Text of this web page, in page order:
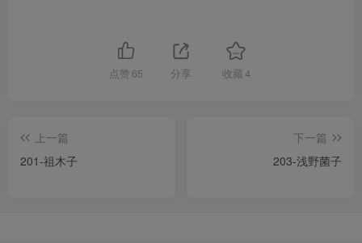
点赞 65 分享 收藏4
上一篇
201-祖木子
下一篇
203-浅野菌子